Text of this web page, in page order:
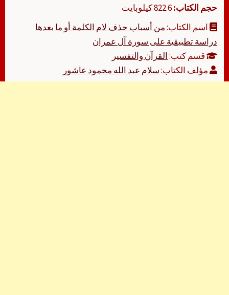
حجم الكتاب:
اسم الكتاب:من أسباب حذف لام الكلمة أو ما بعدها
دراسة تطبيقية على سورة آل عمران
قسم كتب:القرآن والتفسير
مؤلف الكتاب:سلام عبد الله محمود عاشور